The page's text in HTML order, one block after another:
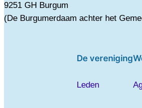
9251 GH Burgum
(De Burgumerdaam achter het
De vereniging
Leden